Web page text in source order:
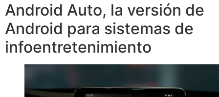
Android Auto, la versión de
Android para sistemas de
infoentretenimiento